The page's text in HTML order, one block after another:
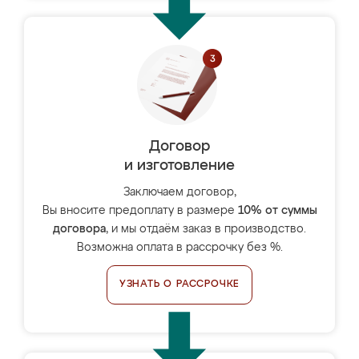
Договор
и изготовление
Заключаем договор,
Вы вносите предоплату в размере 10% от суммы
договора, и мы отдаём заказ в производство.
Возможна оплата в рассрочку без %.
УЗНАТЬ О РАССРОЧКЕ